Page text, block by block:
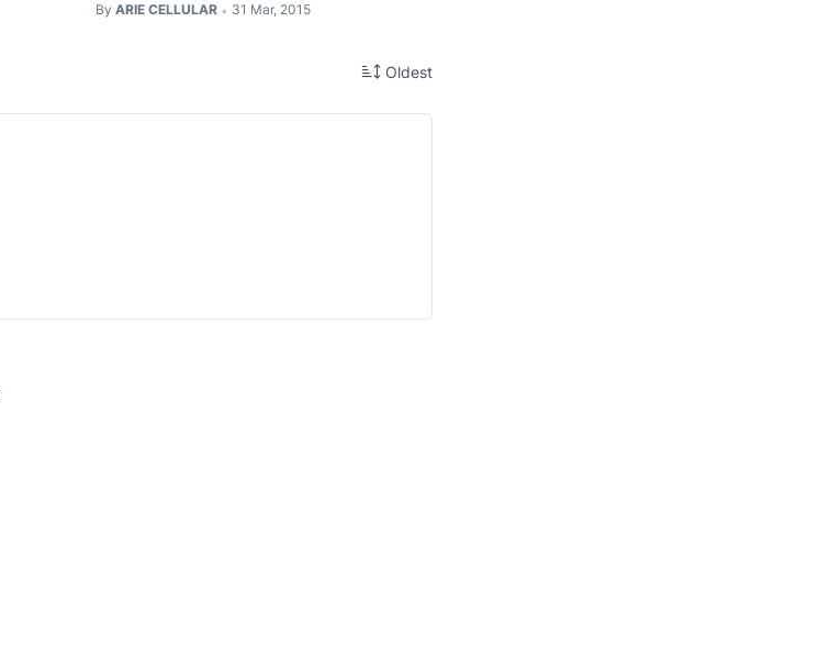
By ARIE CELLULAR • 31 Mar, 2015
Oldest